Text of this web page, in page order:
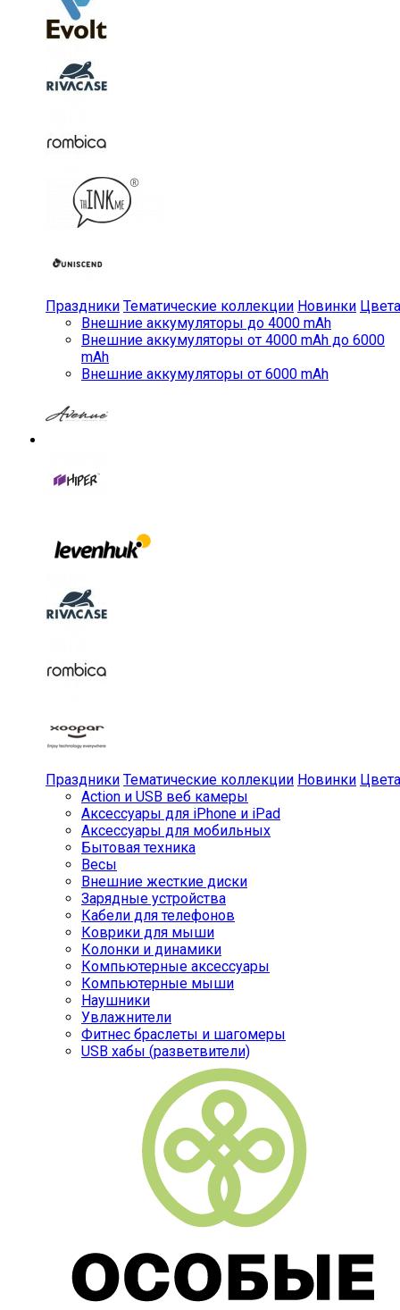
Праздники Тематические коллекции Новинки Цвета
Внешние аккумуляторы до 4000 mAh
Внешние аккумуляторы от 4000 mAh до 6000
mAh
Внешние аккумуляторы от 6000 mAh
Праздники Тематические коллекции Новинки Цвета
Action и USB веб камеры
Аксессуары для iPhone и iPad
Аксессуары для мобильных
Бытовая техника
Весы
Внешние жесткие диски
Зарядные устройства
Кабели для телефонов
Коврики для мыши
Колонки и динамики
Компьютерные аксессуары
Компьютерные мыши
Наушники
Увлажнители
Фитнес браслеты и шагомеры
USB хабы (разветвители)